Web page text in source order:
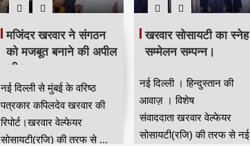
मजिंदर खरवार ने संगठन
को मजबूत बनाने की अपील
की।
नई दिल्ली से मुंबई के वरिष्ठ
पत्रकार कपिलदेव खरवार की
रिपोर्ट।खरवार वेल्फेयर
सोसायटी(रजि) की तरफ से ...
खरवार सोसायटी का स्नेह
सम्मेलन सम्पन्न।
नई दिल्ली । हिन्दुस्तान की
आवाज़ । विशेष
संवाददाता खरवार वेल्फेयर
सोसायटी(रजि) की तरफ से नई